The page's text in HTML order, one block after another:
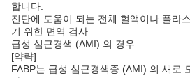
합니다.
진단에 도움이 되는 전체 혈액이나 플라
기 위한 면역 검사
급성 심근경색 (AMI) 의 경우
[약략]
FABP는 급성 심근경색증 (AMI) 의 새로